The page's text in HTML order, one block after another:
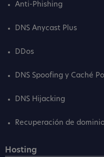
Anti-Phishing
DNS Anycast Plus
DDos
DNS Spoofing y Caché
DNS Hijacking
Recuperación de
Hosting